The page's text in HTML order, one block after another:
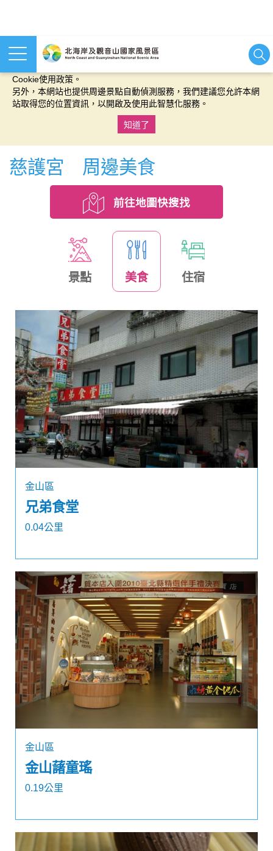
本網站使用cookies等相關技術以持續優化網站服務，並有助於為
Cookie使用政策。
另外，本網站也提供周邊景點自動偵測服務，我們建議您允許本網
站取得您的位置資訊，以開啟及使用此智慧化服務。
知道了
慈護宮 周邊美食
前往地圖快搜找
景點 美食 住宿
金山區
兄弟食堂
0.04公里
金山區
金山藷童瑤
0.19公里